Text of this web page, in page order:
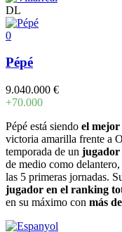
DL
0
Pépé
9.040.000 €
+70.000
Pépé está siendo el
victoria amarilla frente a
temporada de un jugador
de medio como delantero,
las 5 primeras jornadas.
jugador en el ranking
en su máximo con más